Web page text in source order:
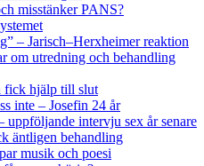
misstänker PANS?
– Jarisch–Herxheimer reaktion
om utredning och behandling
fick hjälp till slut
inte – Josefin 24 år
uppföljande intervju sex år senare
äntligen behandling
musik och poesi